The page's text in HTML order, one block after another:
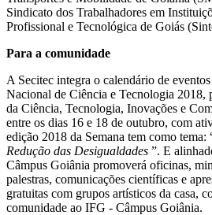
Sindicato dos Trabalhadores em
Profissional e Tecnológica de Goiás
Para a comunidade
A Secitec integra o calendário de
Nacional de Ciência e Tecnologia
da Ciência, Tecnologia, Inovações e
entre os dias 16 e 18 de outubro, com
edição 2018 da Semana tem como tema:
Redução das Desigualdades ”. E
Câmpus Goiânia promoverá oficinas,
palestras, comunicações científicas e
gratuitas com grupos artísticos da casa,
comunidade ao IFG - Câmpus Goiânia.